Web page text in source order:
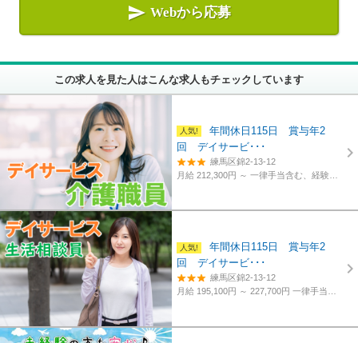
 Webから応募
この求人を見た人はこんな求人もチェックしています
年間休日115日 賞与年2
回 デイサービ･･･
練馬区錦2-13-12
月給 212,300円 ～一律手当含む、経験・資格考慮
年間休日115日 賞与年2
回 デイサービ･･･
練馬区錦2-13-12
月給 195,100円 ～ 227,700円一律手当含む、経験・資格考慮